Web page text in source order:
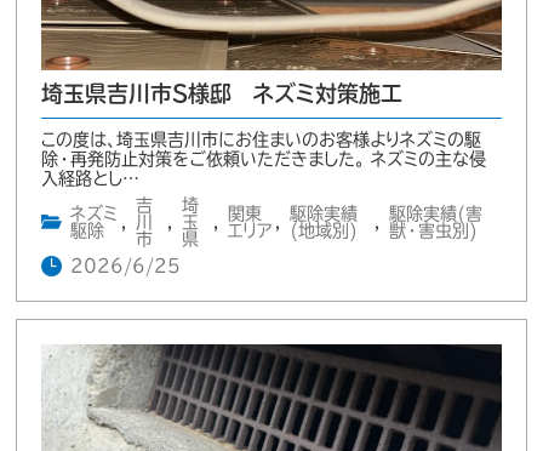
埼玉県吉川市S様邸 ネズミ対策施工
この度は、埼玉県吉川市にお住まいのお客様よりネズミの駆
除・再発防止対策をご依頼いただきました。 ネズミの主な侵
入経路とし…
ネズミ
駆除
,
吉
川
市
,
埼
玉
県
,
関東
エリア ,
駆除実績
(地域別)
,
駆除実績(害
獣・害虫別)
2026/6/25